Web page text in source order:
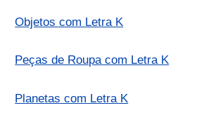
Objetos com Letra K
Peças de Roupa com Letra K
Planetas com Letra K